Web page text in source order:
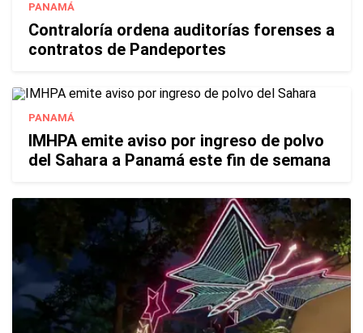
PANAMÁ
Contraloría ordena auditorías forenses a
contratos de Pandeportes
PANAMÁ
IMHPA emite aviso por ingreso de polvo
del Sahara a Panamá este fin de semana